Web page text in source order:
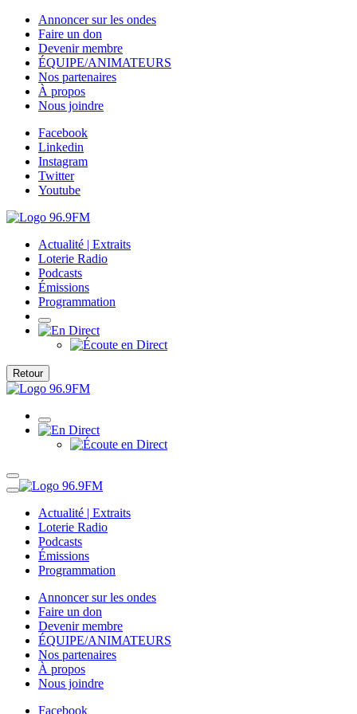
Annoncer sur les ondes
Faire un don
Devenir membre
ÉQUIPE/ANIMATEURS
Nos partenaires
À propos
Nous joindre
Facebook
Linkedin
Instagram
Twitter
Youtube
Actualité | Extraits
Loterie Radio
Podcasts
Émissions
Programmation
Retour
Actualité | Extraits
Loterie Radio
Podcasts
Émissions
Programmation
Annoncer sur les ondes
Faire un don
Devenir membre
ÉQUIPE/ANIMATEURS
Nos partenaires
À propos
Nous joindre
Facebook